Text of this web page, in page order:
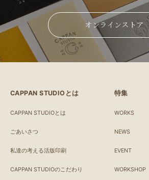
オンラインストア
CAPPAN STUDIOとは
CAPPAN STUDIOとは
ごあいさつ
私達の考える活版印刷
CAPPAN STUDIOのこだわり
特集
WORKS
NEWS
EVENT
WORKSHOP